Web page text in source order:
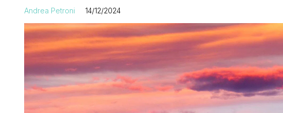
Andrea Petroni 14/12/2024